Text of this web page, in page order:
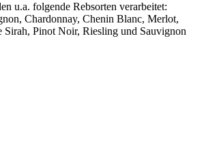
u.a. folgende Rebsorten verarbeitet:
Chardonnay, Chenin Blanc, Merlot,
Sirah, Pinot Noir, Riesling und Sauvignon